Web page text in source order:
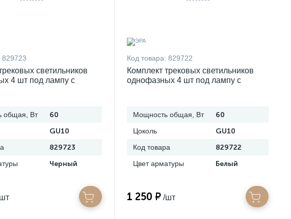
829723
светильников
4 шт под лампу с
общая, Вт 60
GU10
829723
Черный
Код товара: 829722
Комплект трековых светильников
однофазных 4 шт под лампу с
Мощность общая, Вт 60
Цоколь GU10
Код товара 829722
Цвет арматуры Белый
1 250 ₽ /шт